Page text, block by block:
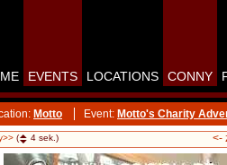
EVENTS LOCATIONS CONNY
Motto Event: Motto's Charity
( 4 sek.) <-